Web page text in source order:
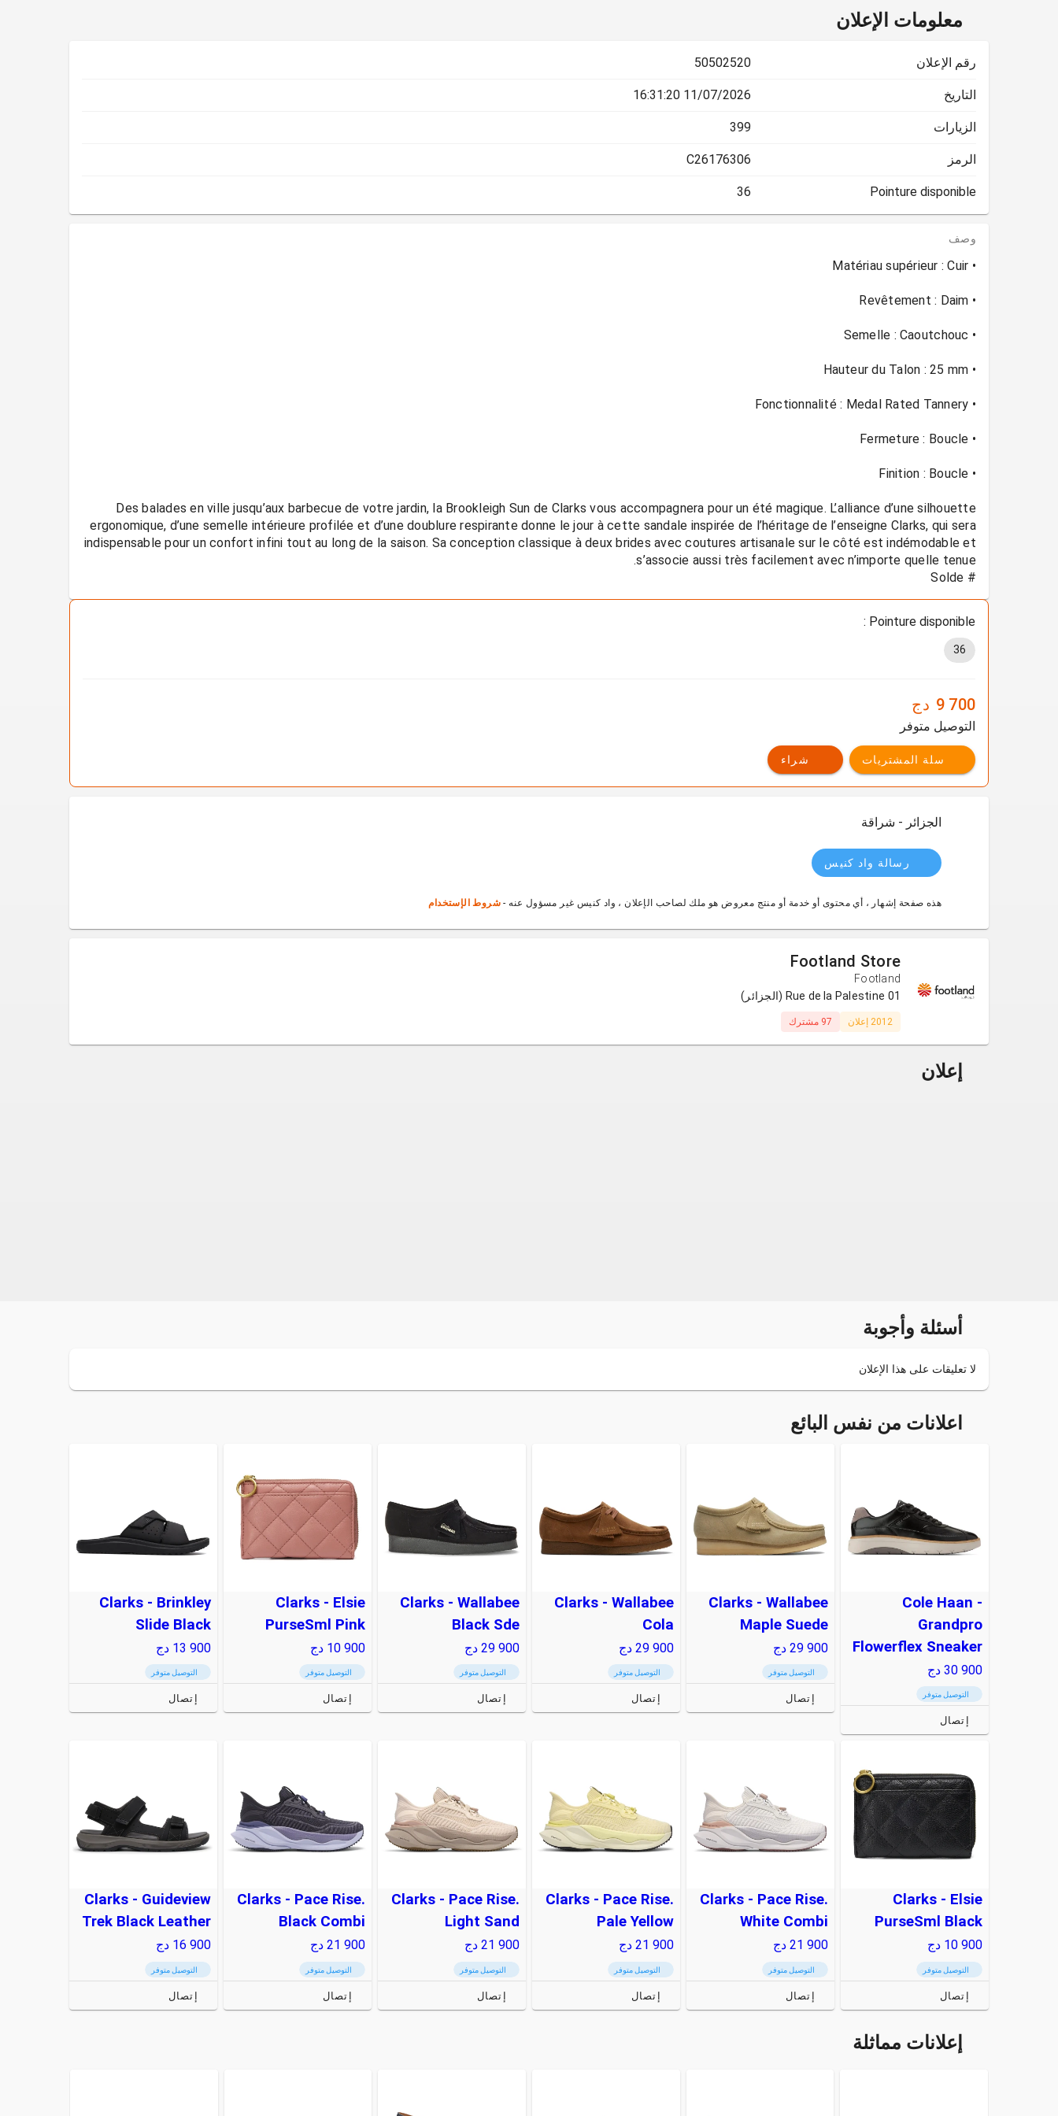
معلومات الإعلان
رقم الإعلان 50502520
التاريخ 11/07/2026 16:31:20
الزيارات 399
الرمز C26176306
Pointure disponible
36
وصف
Des balades en ville jusqu’aux barbecue de votre jardin, la Brookleigh Sun de Clarks vous accompagnera pour un été magique. L’alliance d’une silhouette
ergonomique, d’une semelle intérieure profilée et d’une doublure respirante donne le jour à cette sandale inspirée de l’héritage de l’enseigne Clarks, qui sera
indispensable pour un confort infini tout au long de la saison. Sa conception classique à deux brides avec coutures artisanale sur le côté est indémodable et
# Solde
Pointure disponible :
36
9 700 دج
التوصيل متوفر
سلة المشتريات شراء
الجزائر - شراقة
رسالة واد كنيس
هذه صفحة إشهار ، أي محتوى أو خدمة أو منتج معروض هو ملك لصاحب الإعلان ، واد كنيس غير مسؤول عنه - شروط الإستخدام
Footland Store
Footland
01 Rue de la Palestine (الجزائر)
2012 إعلان 97 مشترك
إعلان
أسئلة وأجوبة
لا تعليقات على هذا الإعلان
اعلانات من نفس البائع
Cole Haan -
Grandpro
Flowerflex Sneaker
30 900 دج
التوصيل متوفر
إتصال
Clarks - Wallabee
Maple Suede
29 900 دج
التوصيل متوفر
إتصال
Clarks - Wallabee
Cola
29 900 دج
التوصيل متوفر
إتصال
Clarks - Wallabee
Black Sde
29 900 دج
التوصيل متوفر
إتصال
Clarks - Elsie
PurseSml Pink
10 900 دج
التوصيل متوفر
إتصال
Clarks - Brinkley
Slide Black
13 900 دج
التوصيل متوفر
إتصال
Clarks - Elsie
PurseSml Black
10 900 دج
التوصيل متوفر
إتصال
Clarks - Pace Rise.
White Combi
21 900 دج
التوصيل متوفر
إتصال
Clarks - Pace Rise.
Pale Yellow
21 900 دج
التوصيل متوفر
إتصال
Clarks - Pace Rise.
Light Sand
21 900 دج
التوصيل متوفر
إتصال
Clarks - Pace Rise.
Black Combi
21 900 دج
التوصيل متوفر
إتصال
Clarks - Guideview
Trek Black Leather
16 900 دج
التوصيل متوفر
إتصال
إعلانات مماثلة